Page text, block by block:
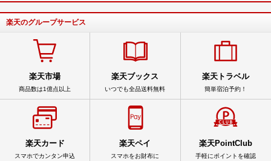
楽天のグループサービス
楽天市場
商品数は1億点以上
楽天ブックス
いつでも全品送料無料
楽天トラベル
簡単宿泊予約！
楽天カード
スマホでカンタン申込
楽天ペイ
スマホをお財布に
楽天PointClub
手軽にポイントを確認